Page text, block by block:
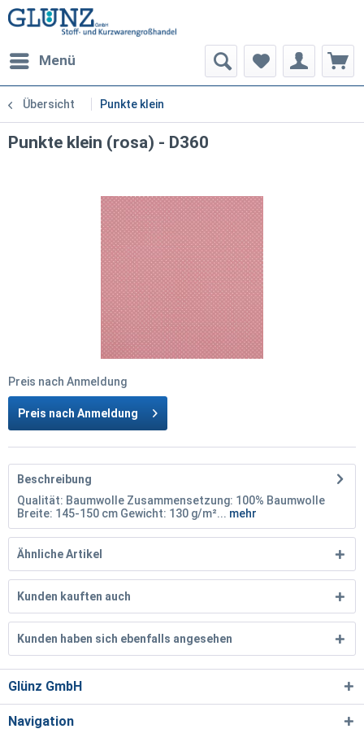
Menü
Übersicht Punkte klein
Punkte klein (rosa) - D360
Preis nach Anmeldung
Preis nach Anmeldung
Beschreibung
Qualität: Baumwolle Zusammensetzung: 100% Baumwolle
Breite: 145-150 cm Gewicht: 130 g/m²... mehr
Ähnliche Artikel
Kunden kauften auch
Kunden haben sich ebenfalls angesehen
Glünz GmbH
Navigation